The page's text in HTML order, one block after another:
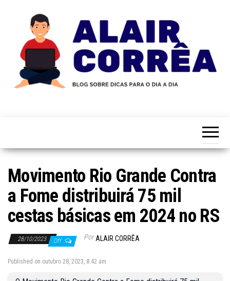
content
Corrêa
Educação e
Movimento Rio Grande Contra
a Fome distribuirá 75 mil
cestas básicas em 2024 no RS
28/10/2023 Off Por ALAIR CORRÊA
Published on outubro 28, 2023, 8:42 am